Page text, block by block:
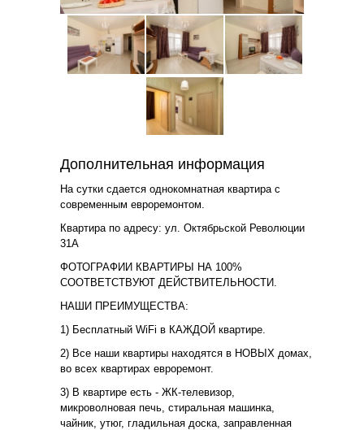
Дополнительная информация
На сутки сдается однокомнатная квартира с
современным евроремонтом.
Квартира по адресу: ул. Октябрьской Революции
31А
ФОТОГРАФИИ КВАРТИРЫ НА 100%
СООТВЕТСТВУЮТ ДЕЙСТВИТЕЛЬНОСТИ.
НАШИ ПРЕИМУЩЕСТВА:
1) Бесплатный WiFi в КАЖДОЙ квартире.
2) Все наши квартиры находятся в НОВЫХ домах,
во всех квартирах евроремонт.
3) В квартире есть - ЖК-телевизор,
микроволновая печь, стиральная машинка,
чайник, утюг, гладильная доска, заправленная